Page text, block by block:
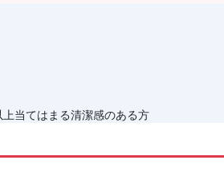
当てはまる清潔感のある方